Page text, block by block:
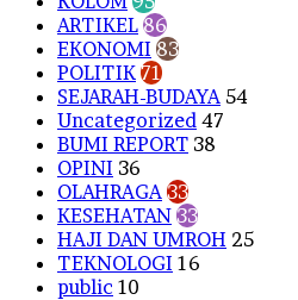
ARTIKEL 86
EKONOMI 83
POLITIK 71
SEJARAH-BUDAYA 54
Uncategorized 47
BUMI REPORT 38
OPINI 36
OLAHRAGA 33
KESEHATAN 33
HAJI DAN UMROH 25
TEKNOLOGI 16
public 10